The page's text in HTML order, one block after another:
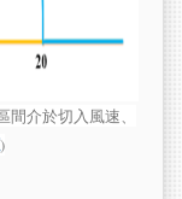
介於切入風速、
)